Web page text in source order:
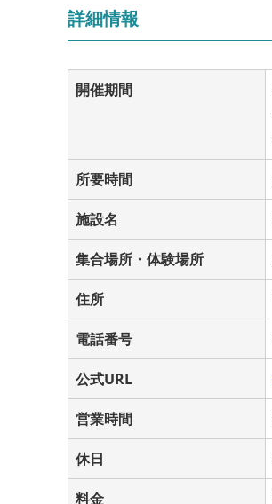
詳細情報
開催期間
所要時間
施設名
集合場所・体験場所
住所
電話番号
公式URL
営業時間
休日
料金